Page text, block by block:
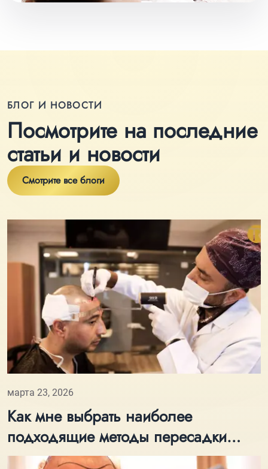
БЛОГ И НОВОСТИ
Посмотрите на последние
статьи и новости
Смотрите все блоги
марта 23, 2026
Как мне выбрать наиболее
подходящие методы пересадки
волос?